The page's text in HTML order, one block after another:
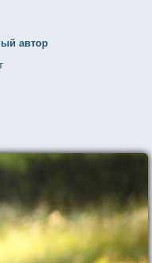
автор